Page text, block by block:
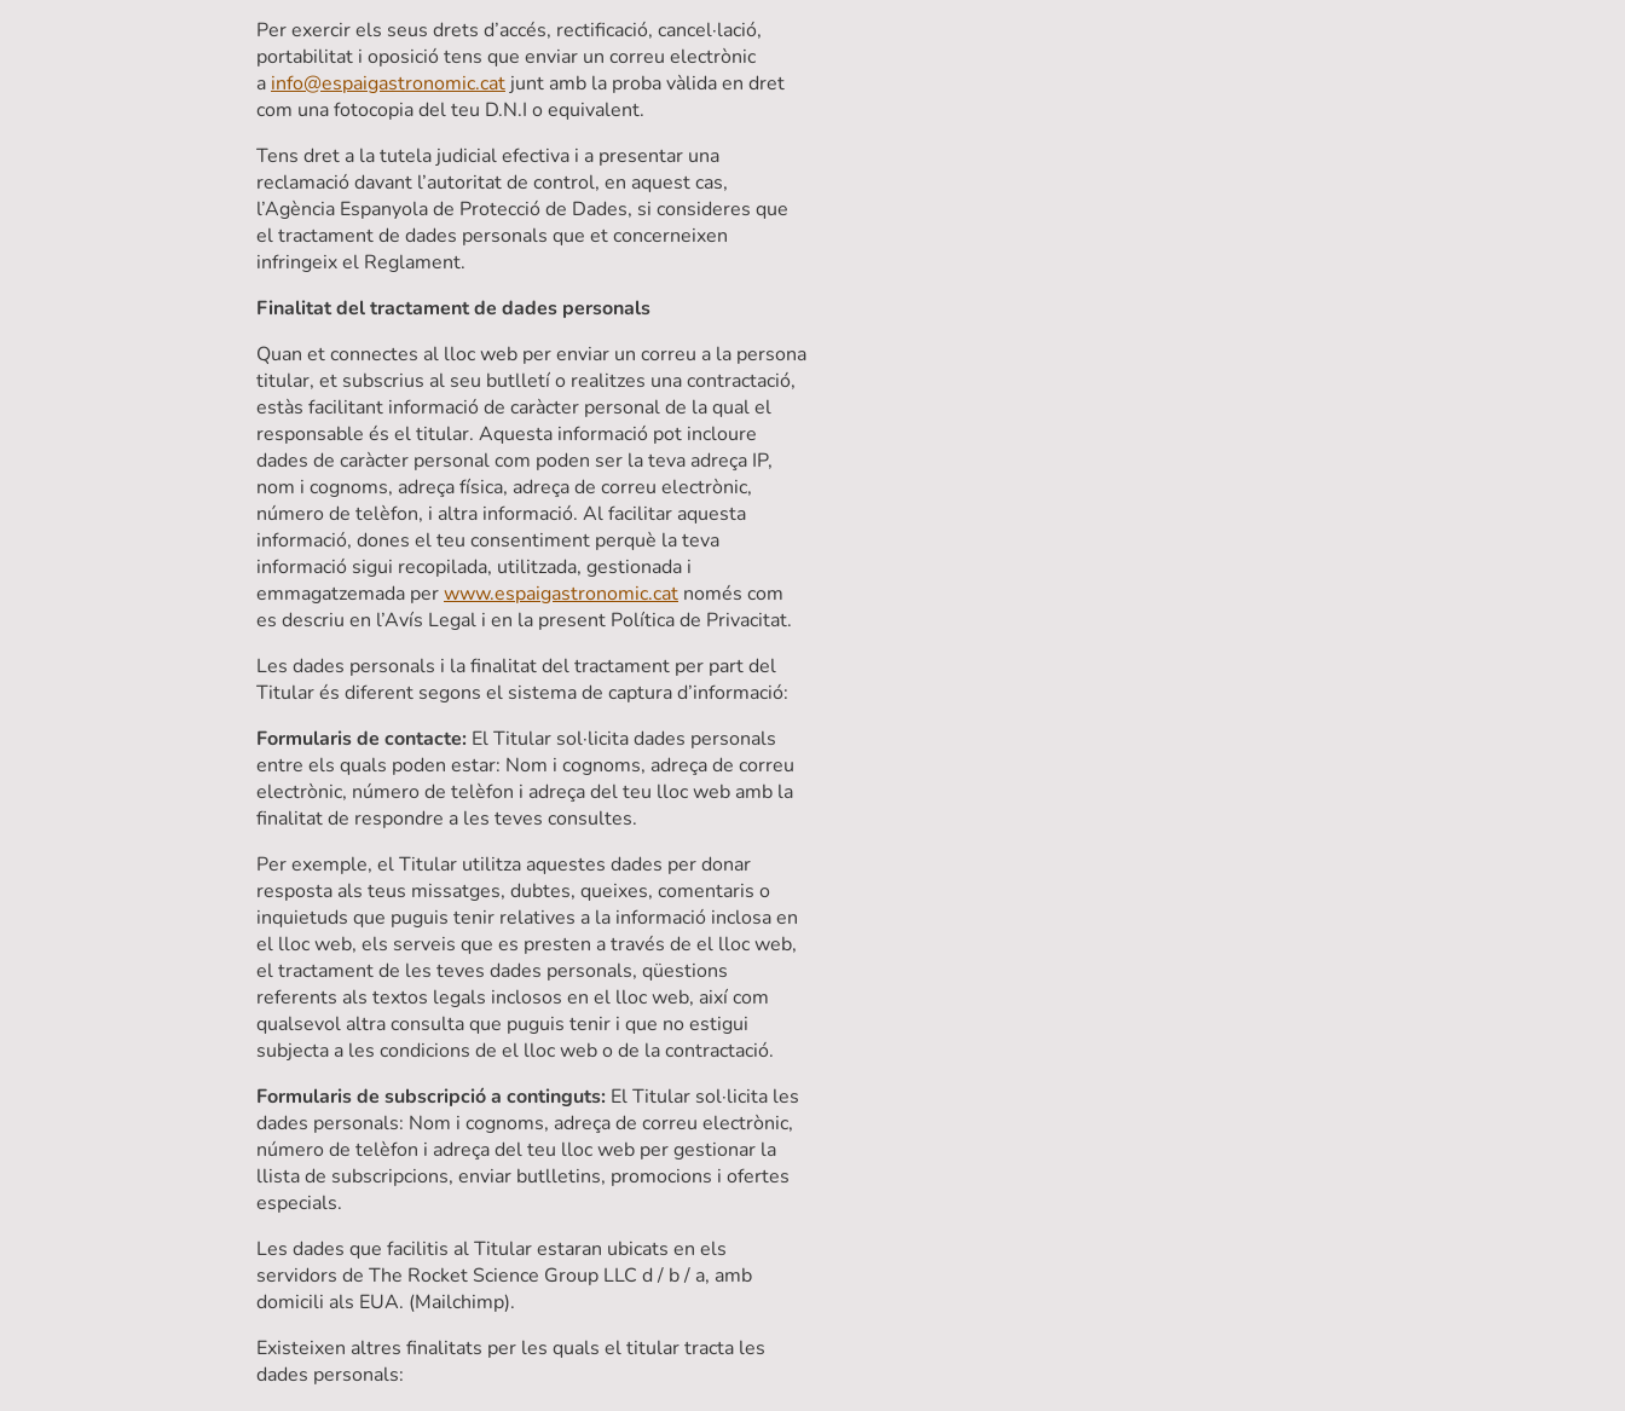
Per exercir els seus drets d’accés, rectificació, cancel·lació,
portabilitat i oposició tens que enviar un correu electrònic
a info@espaigastronomic.cat junt amb la proba vàlida en dret
com una fotocopia del teu D.N.I o equivalent.
Tens dret a la tutela judicial efectiva i a presentar una
reclamació davant l’autoritat de control, en aquest cas,
l’Agència Espanyola de Protecció de Dades, si consideres que
el tractament de dades personals que et concerneixen
infringeix el Reglament.
Finalitat del tractament de dades personals
Quan et connectes al lloc web per enviar un correu a la persona
titular, et subscrius al seu butlletí o realitzes una contractació,
estàs facilitant informació de caràcter personal de la qual el
responsable és el titular. Aquesta informació pot incloure
dades de caràcter personal com poden ser la teva adreça IP,
nom i cognoms, adreça física, adreça de correu electrònic,
número de telèfon, i altra informació. Al facilitar aquesta
informació, dones el teu consentiment perquè la teva
informació sigui recopilada, utilitzada, gestionada i
emmagatzemada perwww.espaigastronomic.cat només com
es descriu en l’Avís Legal i en la present Política de Privacitat.
Les dades personals i la finalitat del tractament per part del
Titular és diferent segons el sistema de captura d’informació:
Formularis de contacte: El Titular sol·licita dades personals
entre els quals poden estar: Nom i cognoms, adreça de correu
electrònic, número de telèfon i adreça del teu lloc web amb la
finalitat de respondre a les teves consultes.
Per exemple, el Titular utilitza aquestes dades per donar
resposta als teus missatges, dubtes, queixes, comentaris o
inquietuds que puguis tenir relatives a la informació inclosa en
el lloc web, els serveis que es presten a través de el lloc web,
el tractament de les teves dades personals, qüestions
referents als textos legals inclosos en el lloc web, així com
qualsevol altra consulta que puguis tenir i que no estigui
subjecta a les condicions de el lloc web o de la contractació.
Formularis de subscripció a continguts: El Titular sol·licita les
dades personals: Nom i cognoms, adreça de correu electrònic,
número de telèfon i adreça del teu lloc web per gestionar la
llista de subscripcions, enviar butlletins, promocions i ofertes
especials.
Les dades que facilitis al Titular estaran ubicats en els
servidors de The Rocket Science Group LLC d / b / a, amb
domicili als EUA. (Mailchimp).
Existeixen altres finalitats per les quals el titular tracta les
dades personals: